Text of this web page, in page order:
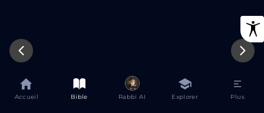
Accueil Bible Rabbi AI Explorer Plus